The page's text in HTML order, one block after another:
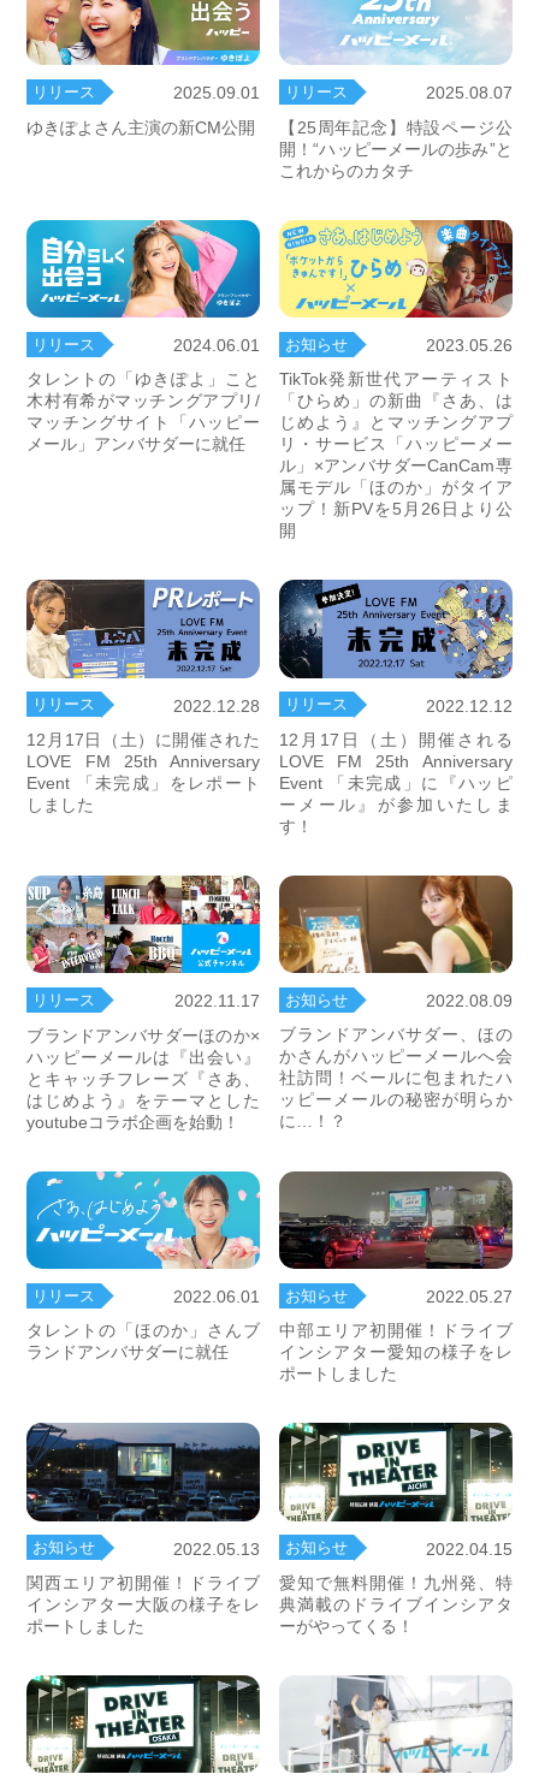
リリース
2025.09.01
ゆきぽよさん主演の新CM公開
リリース
2025.08.07
【25周年記念】特設ページ公
開！“ハッピーメールの歩み”と
これからのカタチ
リリース
2024.06.01
タレントの「ゆきぽよ」こと
木村有希がマッチングアプリ/
マッチングサイト「ハッピー
メール」アンバサダーに就任
お知らせ
2023.05.26
TikTok発新世代アーティスト
「ひらめ」の新曲『さあ、は
じめよう』とマッチングアプ
リ・サービス「ハッピーメー
ル」×アンバサダーCanCam専
属モデル「ほのか」がタイア
ップ！新PVを5月26日より公
開
リリース
2022.12.28
12月17日（土）に開催された
LOVE FM 25th Anniversary
Event 「未完成」をレポート
しました
リリース
2022.12.12
12月17日（土）開催される
LOVE FM 25th Anniversary
Event 「未完成」に『ハッピ
ーメール』が参加いたしま
す！
リリース
2022.11.17
ブランドアンバサダーほのか×
ハッピーメールは『出会い』
とキャッチフレーズ『さあ、
はじめよう』をテーマとした
youtubeコラボ企画を始動！
お知らせ
2022.08.09
ブランドアンバサダー、ほの
かさんがハッピーメールへ会
社訪問！ベールに包まれたハ
ッピーメールの秘密が明らか
に…！？
リリース
2022.06.01
タレントの「ほのか」さんブ
ランドアンバサダーに就任
お知らせ
2022.05.27
中部エリア初開催！ドライブ
インシアター愛知の様子をレ
ポートしました
お知らせ
2022.05.13
関西エリア初開催！ドライブ
インシアター大阪の様子をレ
ポートしました
お知らせ
2022.04.15
愛知で無料開催！九州発、特
典満載のドライブインシアタ
ーがやってくる！